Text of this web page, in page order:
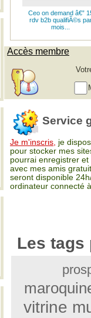
Ceo on demand â€”
rdv b2b qualifiÃ©s
mois...
Accès membre
Service
Je m'inscris, je
pour stocker mes
pourrai enregistrer
avec mes amis
seront disponible
ordinateur connecté
Les tags
vitrine